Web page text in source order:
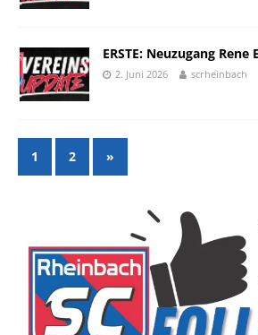
ERSTE: Neuzugang Rene
2. Juni 2026 scrheinbach
1 2 »